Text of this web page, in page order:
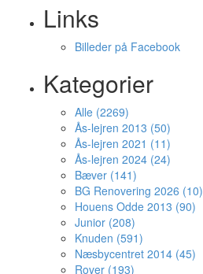
Links
Billeder på Facebook
Kategorier
Alle (2269)
Ås-lejren 2013 (50)
Ås-lejren 2021 (11)
Ås-lejren 2024 (24)
Bæver (141)
BG Renovering 2026 (10)
Houens Odde 2013 (90)
Junior (208)
Knuden (591)
Næsbycentret 2014 (45)
Rover (193)